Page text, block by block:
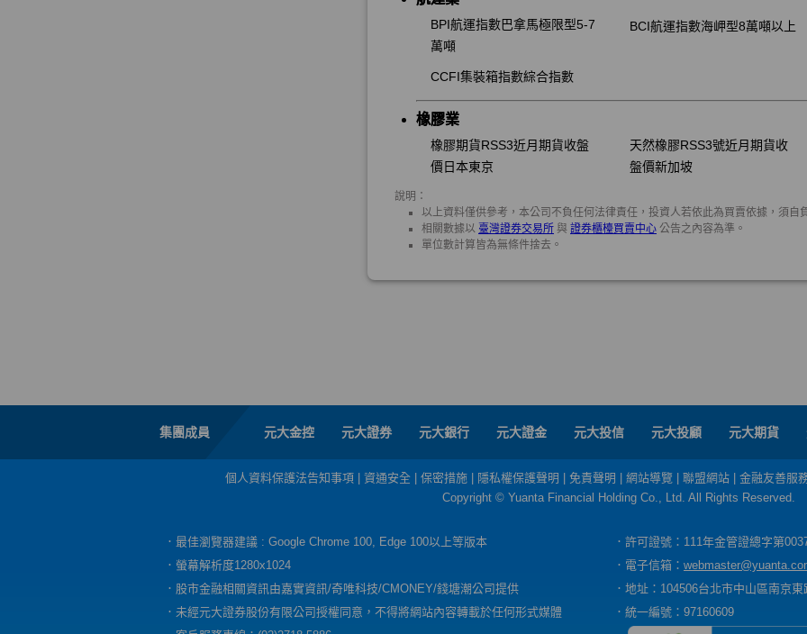
集團成員 元大金控 元大證券 元大銀行 元大證金 元大投信 元大投顧 元大期貨
個人資料保護法告知事項 資通安全 保密措施 隱私權保護聲明 免責聲明 網站導覽 聯盟網站
金融友善服
Copyright © Yuanta Financial Holding Co., Ltd. All Rights Reserved.
．最佳瀏覽器建議 : Google Chrome 100, Edge 100以上等版本
．許可證號：111年金管證總字第
．螢幕解析度1280x1024
．電子信箱：
．股市金融相關資訊由嘉實資訊/奇唯科技/CMONEY/錢塘潮公司提供
．地址：104506台北市中山區南京
．未經元大證券股份有限公司授權同意，不得將網站內容轉載於任何形式媒體
．統一編號：97160609